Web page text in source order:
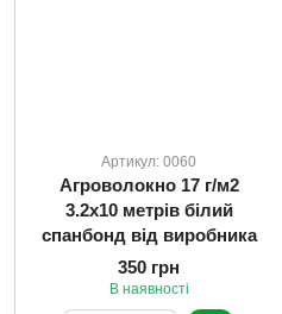
Артикул: 0060
Агроволокно 17 г/м2
3.2х10 метрів білий
спанбонд від виробника
350 грн
В наявності